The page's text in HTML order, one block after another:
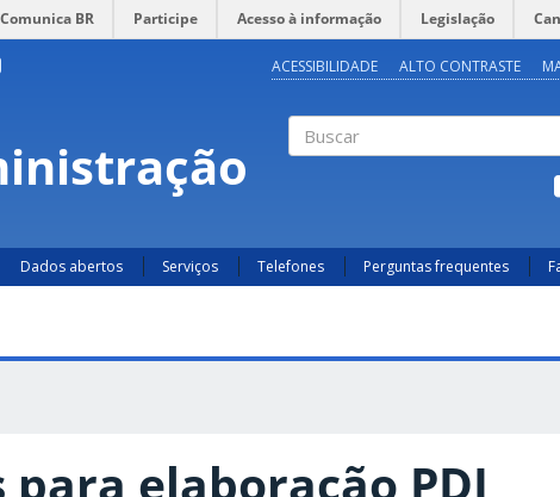
Comunica BR Participe Acesso à informação Legislação
ACESSIBILIDADE ALTO CONTRASTE
Dados abertos Serviços Telefones Perguntas frequentes
elaboração PDI